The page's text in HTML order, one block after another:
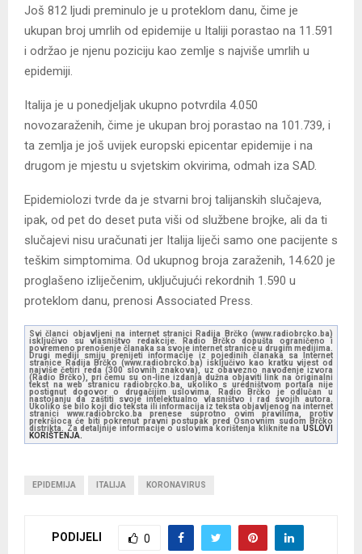
Još 812 ljudi preminulo je u proteklom danu, čime je
ukupan broj umrlih od epidemije u Italiji porastao na 11.591
i održao je njenu poziciju kao zemlje s najviše umrlih u
epidemiji.
Italija je u ponedjeljak ukupno potvrdila 4.050
novozaraženih, čime je ukupan broj porastao na 101.739, i
ta zemlja je još uvijek europski epicentar epidemije i na
drugom je mjestu u svjetskim okvirima, odmah iza SAD.
Epidemiolozi tvrde da je stvarni broj talijanskih slučajeva,
ipak, od pet do deset puta viši od službene brojke, ali da ti
slučajevi nisu uračunati jer Italija liječi samo one pacijente s
teškim simptomima. Od ukupnog broja zaraženih, 14.620 je
proglašeno izliječenim, uključujući rekordnih 1.590 u
proteklom danu, prenosi Associated Press.
Svi članci objavljeni na internet stranici Radija Brčko (www.radiobrcko.ba)
isključivo su vlasništvo redakcije. Radio Brčko dopušta ograničeno i
povremeno prenošenje članaka sa svoje internet stranice u drugim medijima.
Drugi mediji smiju prenijeti informacije iz pojedinih članaka sa Internet
stranice Radija Brčko (www.radiobrcko.ba) isključivo kao kratku vijest od
najviše četiri reda (300 slovnih znakova), uz obavezno navođenje izvora
(Radio Brčko), pri čemu su on-line izdanja dužna objaviti link na originalni
tekst na web stranicu radiobrcko.ba, ukoliko s uredništvom portala nije
postignut dogovor o drugačijim uslovima. Radio Brčko je odlučan u
nastojanju da zaštiti svoje intelektualno vlasništvo i rad svojih autora.
Ukoliko se bilo koji dio teksta ili informacija iz teksta objavljenog na internet
stranici www.radiobrcko.ba prenese suprotno ovim pravilima, protiv
prekršioca će biti pokrenut pravni postupak pred Osnovnim sudom Brčko
distrikta. Za detaljnije informacije o uslovima korištenja kliknite na USLOVI
KORIŠTENJA.
EPIDEMIJA ITALIJA KORONAVIRUS
PODIJELI 0